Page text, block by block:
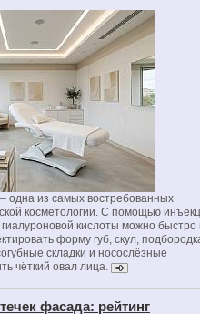
одна из самых востребованных
косметологии. С помощью
кислоты можно быстро
форму губ, скул,
складки и носослёзные
чёткий овал лица.
фасада: рейтинг